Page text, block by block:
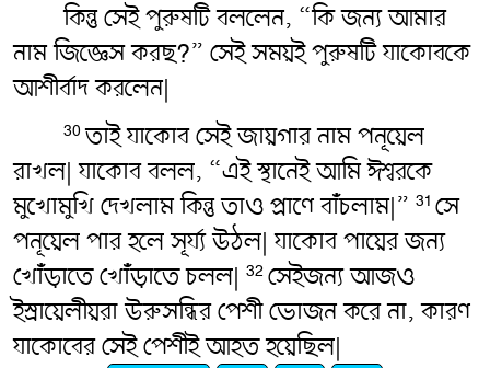
কিন্তু সেই পুরুষটি বললেন, “কি জন্য আমার
নাম জিজ্ঞেস করছ?” সেই সময়ই পুরুষটি যাকোবকে
আশীর্বাদ করলেন|
30তাই যাকোব সেই জায়গার নাম পনূয়েল
রাখল| যাকোব বলল, “এই স্থানেই আমি ঈশ্বরকে
মুখোমুখি দেখলাম কিন্তু তাও প্রাণে বাঁচলাম|” 31 সে
পনূয়েল পার হলে সূর্য্য উঠল| যাকোব পায়ের জন্য
খোঁড়াতে খোঁড়াতে চলল| 32 সেইজন্য আজও
ইস্রায়েলীয়রা উরুসন্ধির পেশী ভোজন করে না, কারণ
যাকোবের সেই পেশীই আহত হয়েছিল|